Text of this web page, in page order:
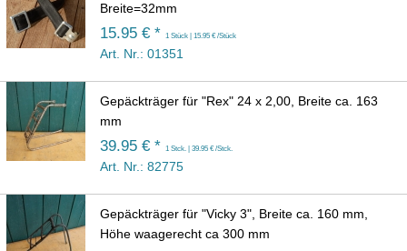
Breite=32mm
15.95 € * 1 Stück | 15.95 € /Stück
Art. Nr.: 01351
Gepäckträger für "Rex" 24 x 2,00, Breite ca. 163
mm
39.95 € * 1 Stck. | 39.95 € /Stck.
Art. Nr.: 82775
Gepäckträger für "Vicky 3", Breite ca. 160 mm,
Höhe waagerecht ca 300 mm